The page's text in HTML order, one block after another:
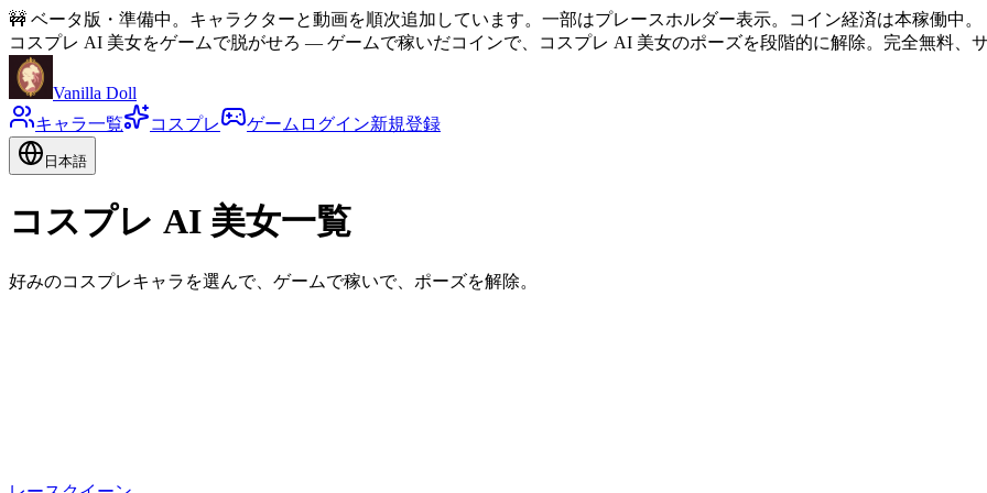
🚧 ベータ版・準備中。キャラクターと動画を順次追加しています。一部はプレースホルダー表示。コイン経済は本稼働中。
コスプレ AI 美女をゲームで脱がせろ — ゲームで稼いだコインで、コスプレ AI 美女のポーズを段階的に解除。完全無料、サ
Vanilla Doll
キャラ一覧
コスプレ ゲーム ログイン新規登録
日本語
コスプレ AI 美女一覧
好みのコスプレキャラを選んで、ゲームで稼いで、ポーズを解除。